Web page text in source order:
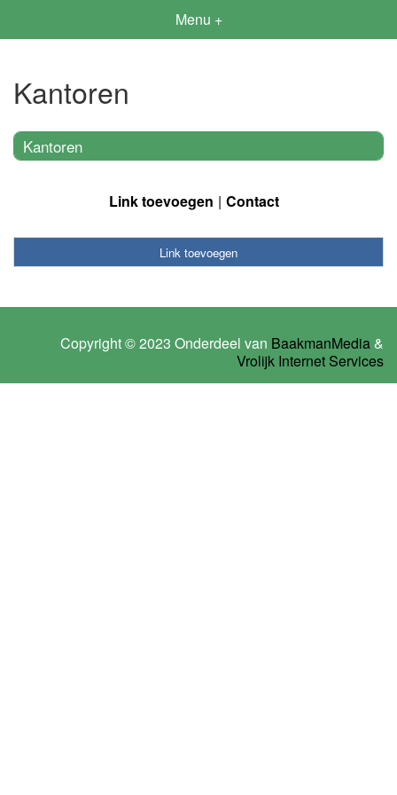
Menu +
Kantoren
Kantoren
Link toevoegen Contact
Link toevoegen
Copyright © 2023 Onderdeel van BaakmanMedia &
Vrolijk Internet Services